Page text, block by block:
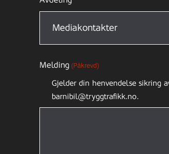
Melding (Påkrevd)
Gjelder din henvendelse sikring
barnibil@tryggtrafikk.no.